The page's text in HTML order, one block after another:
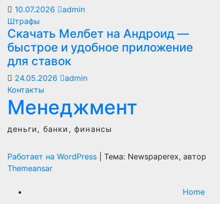
10.07.2026
admin
Штрафы
Скачать Мелбет на Андроид —
быстрое и удобное приложение
для ставок
24.05.2026
admin
Контакты
Менеджмент
деньги, банки, финансы
Работает на WordPress
Тема: Newspaperex, автор
Themeansar
Home